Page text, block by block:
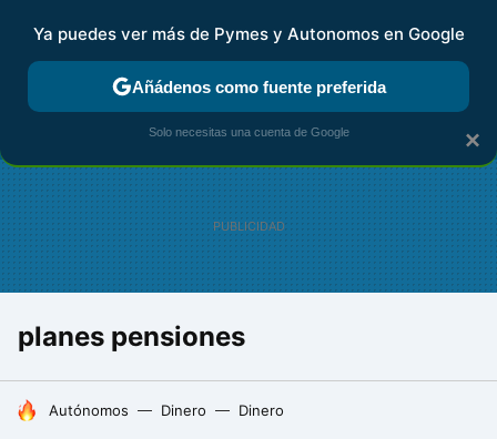
FISCALIDAD Y CONTABILIDAD KIT DIGITAL RENTA
planes pensiones
HOY SE HABLA DE
Autónomos Dinero Dinero
×
Ya puedes ver más de Pymes y Autonomos en Google
Añádenos como fuente preferida
Solo necesitas una cuenta de Google